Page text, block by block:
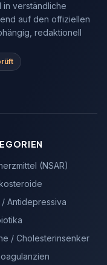
verständliche
auf den offiziellen
redaktionell
(NSAR)
/ Antidepressiva
/ Cholesterinsenker